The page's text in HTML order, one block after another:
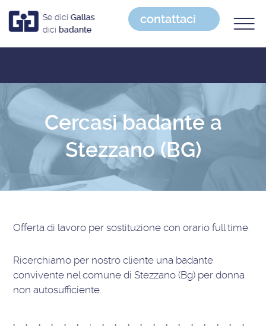
Se dici Gallas
dici badante
contattaci
Cercasi badante a
Stezzano (BG)
Offerta di lavoro per sostituzione con orario full time
Ricerchiamo per nostro cliente una badante
convivente nel comune di Stezzano (Bg) per donna
non autosufficiente.